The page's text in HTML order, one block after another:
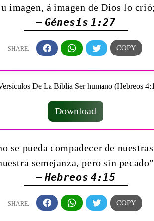
imagen, á imagen de Dios lo
— Génesis 1:27
Download
se pueda compadecer de
semejanza, pero sin pecado”
— Hebreos 4:15